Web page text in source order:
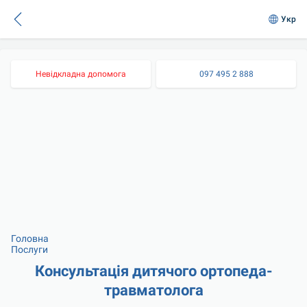
Укр
Невідкладна допомога 097 495 2 888
Головна
Послуги
Консультація дитячого ортопеда-
травматолога